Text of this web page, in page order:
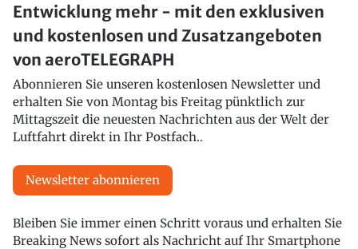
Entwicklung mehr - mit den exklusiven
und kostenlosen und Zusatzangeboten
von aeroTELEGRAPH
Abonnieren Sie unseren kostenlosen Newsletter und
erhalten Sie von Montag bis Freitag pünktlich zur
Mittagszeit die neuesten Nachrichten aus der Welt der
Luftfahrt direkt in Ihr Postfach..
Newsletter abonnieren
Bleiben Sie immer einen Schritt voraus und erhalten Sie
Breaking News sofort als Nachricht auf Ihr Smartphone